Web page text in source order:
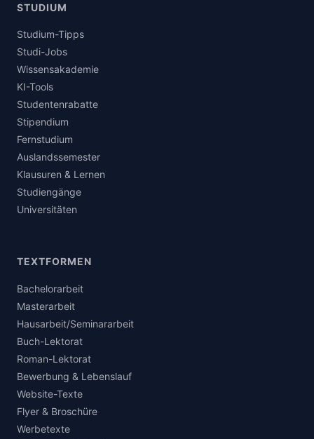
STUDIUM
Studium-Tipps
Studi-Jobs
Wissensakademie
KI-Tools
Studentenrabatte
Stipendium
Fernstudium
Auslandssemester
Klausuren & Lernen
Studiengänge
Universitäten
TEXTFORMEN
Bachelorarbeit
Masterarbeit
Hausarbeit/Seminararbeit
Buch-Lektorat
Roman-Lektorat
Bewerbung & Lebenslauf
Website-Texte
Flyer & Broschüre
Werbetexte